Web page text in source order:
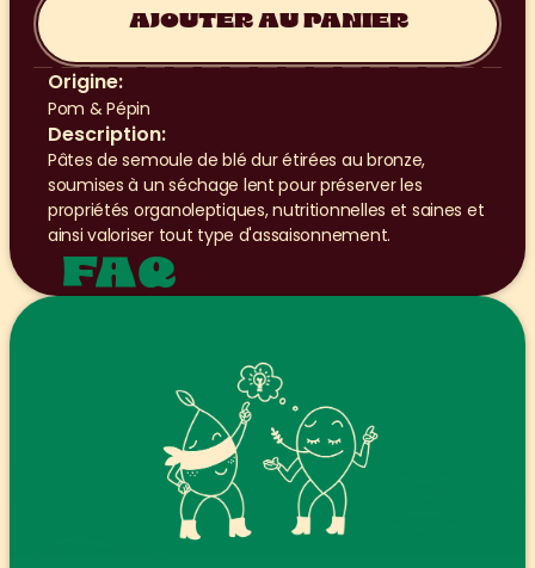
AJOUTER AU PANIER
Origine:
Pom & Pépin
Description:
Pâtes de semoule de blé dur étirées au bronze,
soumises à un séchage lent pour préserver les
propriétés organoleptiques, nutritionnelles et saines et
ainsi valoriser tout type d'assaisonnement.
FAQ